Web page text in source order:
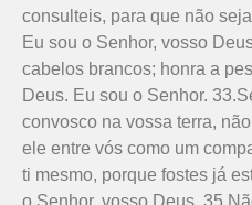
consulteis, para que não
Eu sou o Senhor, vosso
cabelos brancos; honra a
Deus. Eu sou o Senhor.
convosco na vossa terra,
ele entre vós como um
ti mesmo, porque fostes já
o Senhor, vosso Deus.